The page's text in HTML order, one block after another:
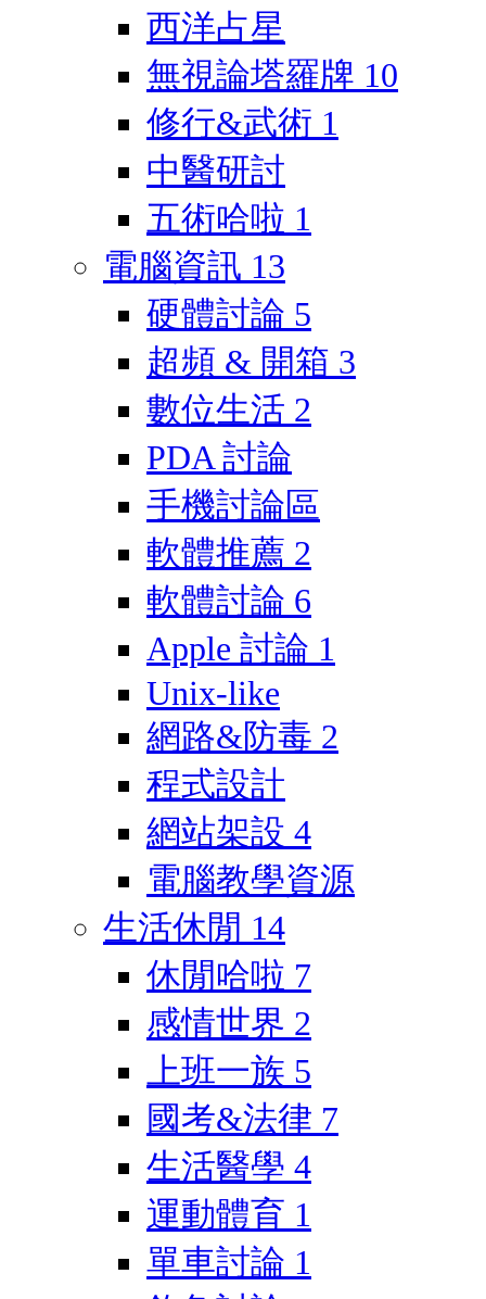
西洋占星
無視論塔羅牌 10
修行&武術 1
中醫研討
五術哈啦 1
電腦資訊 13
硬體討論 5
超頻 & 開箱 3
數位生活 2
PDA 討論
手機討論區
軟體推薦 2
軟體討論 6
Apple 討論 1
Unix-like
網路&防毒 2
程式設計
網站架設 4
電腦教學資源
生活休閒 14
休閒哈啦 7
感情世界 2
上班一族 5
國考&法律 7
生活醫學 4
運動體育 1
單車討論 1